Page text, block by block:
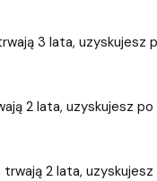
3 lata, uzyskujesz
2 lata, uzyskujesz
2 lata,